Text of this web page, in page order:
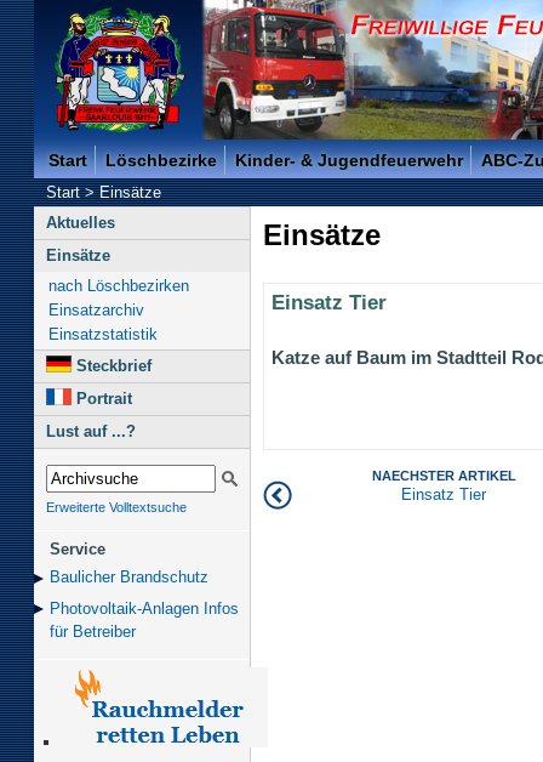
Freiwillige Feuerwehr der Kreisstadt Saarlouis -
Start Löschbezirke Kinder- & Jugendfeuerwehr ABC-
Start>Einsätze
Aktuelles
Einsätze
nach Löschbezirken
Einsatzarchiv
Einsatzstatistik
Steckbrief
Portrait
Lust auf ...?
Erweiterte Volltextsuche
Service
Baulicher Brand­schutz
Photovoltaik-Anlagen Infos
für Betreiber
Einsätze
Einsatz Tier
Katze auf Baum im Stadtteil
NAECHSTER ARTIKEL
Einsatz Tier